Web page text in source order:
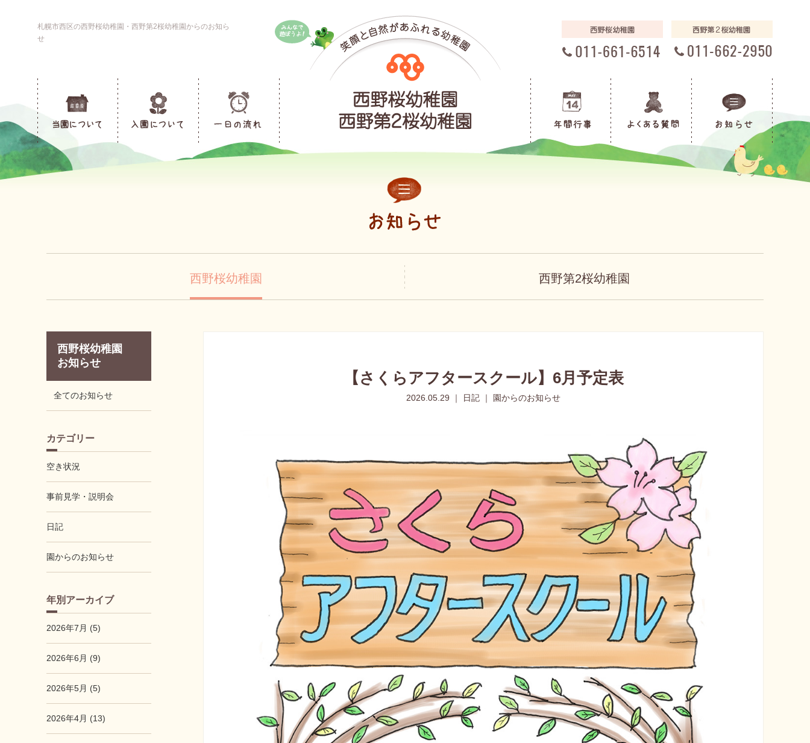
札幌市西区の西野桜幼稚園・西野第2桜幼稚園からのお知ら
せ
西野桜幼稚園 西野第2桜幼稚園
西野桜幼稚園
お知らせ
全てのお知らせ
カテゴリー
空き状況
事前見学・説明会
日記
園からのお知らせ
年別アーカイブ
2026年7月 (5)
2026年6月 (9)
2026年5月 (5)
2026年4月 (13)
【さくらアフタースクール】6月予定表
2026.05.29 ｜ 日記 ｜ 園からのお知らせ